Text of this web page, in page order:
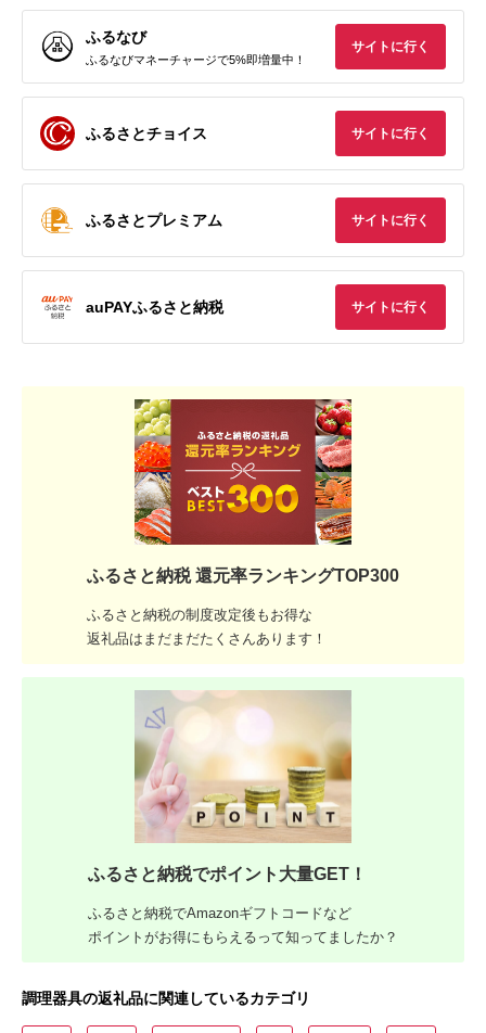
ふるなび
ふるなびマネーチャージで5%即増量中！
サイトに行く
ふるさとチョイス サイトに行く
ふるさとプレミアム サイトに行く
auPAYふるさと納税 サイトに行く
ふるさと納税 還元率ランキングTOP300
ふるさと納税の制度改定後もお得な
返礼品はまだまだたくさんあります！
ふるさと納税でポイント大量GET！
ふるさと納税でAmazonギフトコードなど
ポイントがお得にもらえるって知ってましたか？
調理器具の返礼品に関連しているカテゴリ